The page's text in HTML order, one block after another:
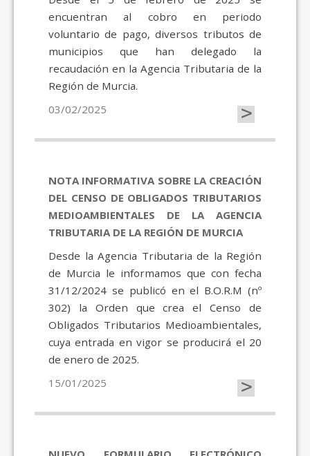
encuentran al cobro en periodo
voluntario de pago, diversos tributos de
municipios que han delegado la
recaudación en la Agencia Tributaria de la
Región de Murcia.
03/02/2025
>
NOTA INFORMATIVA SOBRE LA CREACIÓN
DEL CENSO DE OBLIGADOS TRIBUTARIOS
MEDIOAMBIENTALES DE LA AGENCIA
TRIBUTARIA DE LA REGIÓN DE MURCIA
Desde la Agencia Tributaria de la Región
de Murcia le informamos que con fecha
31/12/2024 se publicó en el B.O.R.M (nº
302) la Orden que crea el Censo de
Obligados Tributarios Medioambientales,
cuya entrada en vigor se producirá el 20
de enero de 2025.
15/01/2025
>